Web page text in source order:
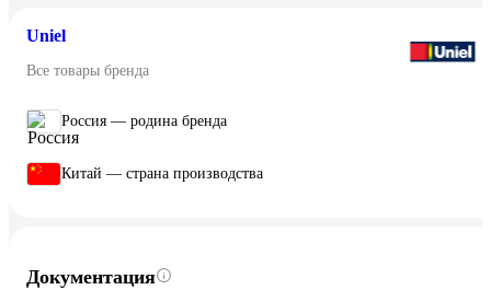
Uniel
Все товары бренда
Россия — родина бренда
Китай — страна производства
Документация